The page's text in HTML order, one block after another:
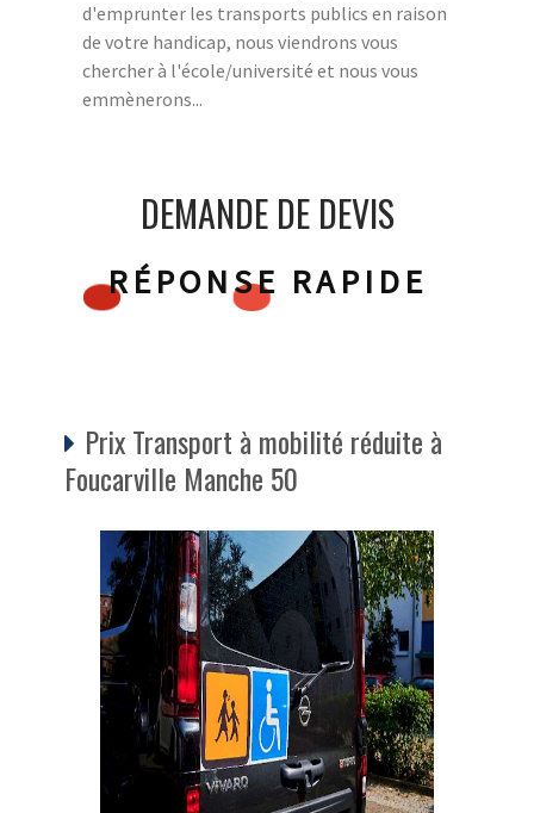
d'emprunter les transports publics en raison
de votre handicap, nous viendrons vous
chercher à l'école/université et nous vous
emmènerons...
DEMANDE DE DEVIS
RÉPONSE RAPIDE
Prix Transport à mobilité réduite à
Foucarville Manche 50